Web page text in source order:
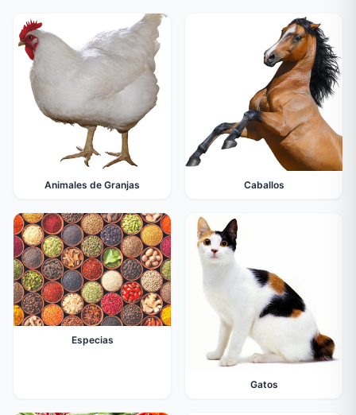
Animales de Granjas Caballos
Especias
Gatos